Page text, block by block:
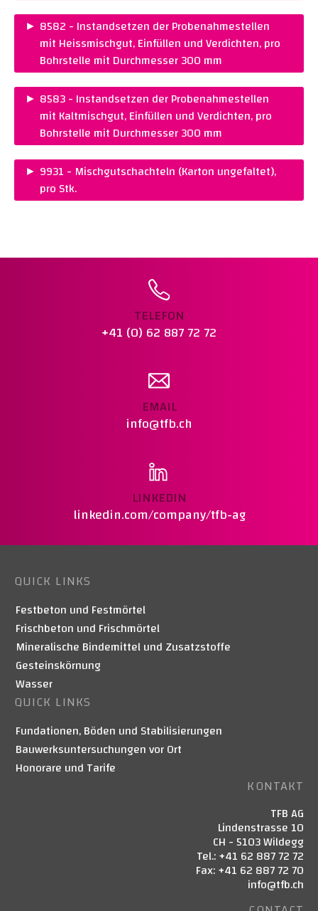
PREIS :CHF 100.00
Warenkorb legen
► 8582 - Instandsetzen der Probenahmestellen
mit Heissmischgut, Einfüllen und Verdichten, pro
Bohrstelle mit Durchmesser 300 mm
PREIS :CHF 140.00
Warenkorb legen
► 8583 - Instandsetzen der Probenahmestellen
mit Kaltmischgut, Einfüllen und Verdichten, pro
Bohrstelle mit Durchmesser 300 mm
PREIS :CHF 105.00
Warenkorb legen
► 9931 - Mischgutschachteln (Karton ungefaltet),
pro Stk.
TELEFON
+41 (0) 62 887 72 72
EMAIL
info@tfb.ch
LINKEDIN
linkedin.com/company/tfb-ag
QUICK LINKS
Festbeton und Festmörtel
Frischbeton und Frischmörtel
Mineralische Bindemittel und Zusatzstoffe
Gesteinskörnung
Wasser
QUICK LINKS
Fundationen, Böden und Stabilisierungen
Bauwerksuntersuchungen vor Ort
Honorare und Tarife
KONTAKT
TFB AG
Lindenstrasse 10
CH - 5103 Wildegg
Tel.: +41 62 887 72 72
Fax: +41 62 887 72 70
info@tfb.ch